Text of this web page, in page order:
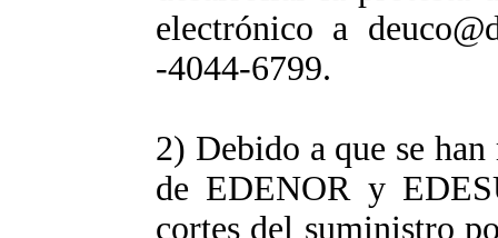
electrónico a
-4044-6799.
2) Debido a que se
de EDENOR y
cortes del suministro